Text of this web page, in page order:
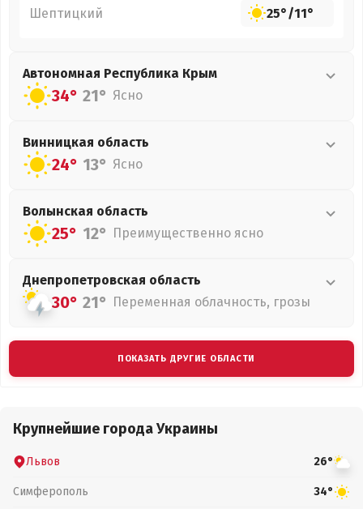
Шептицкий 25°/11°
Автономная Республика Крым
34° 21° Ясно
Винницкая область
24° 13° Ясно
Волынская область
25° 12° Преимущественно ясно
Днепропетровская область
30° 21° Переменная облачность, грозы
ПОКАЗАТЬ ДРУГИЕ ОБЛАСТИ
Крупнейшие города Украины
Львов 26°
Симферополь 34°